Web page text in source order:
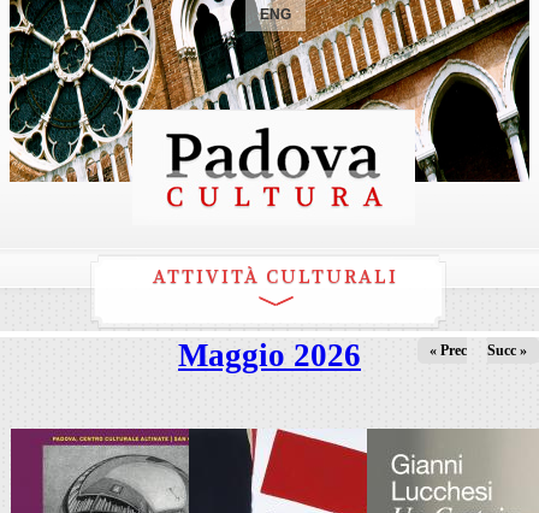
ENG
ATTIVITÀ CULTURALI
Maggio 2026 « Prec Succ »